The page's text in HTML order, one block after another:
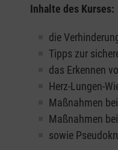
Inhalte des Kurses:
die
Tipps zur
das Erkennen
Herz-Lungen-
Maßnahmen
Maßnahmen
sowie